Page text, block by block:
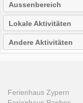
Aussenbereich
Lokale Aktivitäten
Andere Aktivitäten
Ferienhaus Zypern